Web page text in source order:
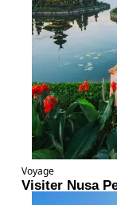
Voyage
Visiter Nusa